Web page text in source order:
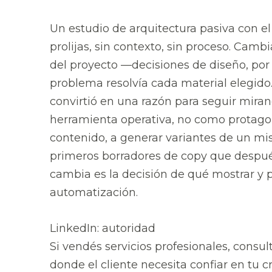
Un estudio de arquitectura pasiva con
prolijas, sin contexto, sin proceso.
del proyecto —decisiones de diseño,
problema resolvía cada material
convirtió en una razón para seguir
herramienta operativa, no como
contenido, a generar variantes de un
primeros borradores de copy que
cambia es la decisión de qué mostrar y
automatización.
LinkedIn: autoridad
Si vendés servicios profesionales,
donde el cliente necesita confiar en tu